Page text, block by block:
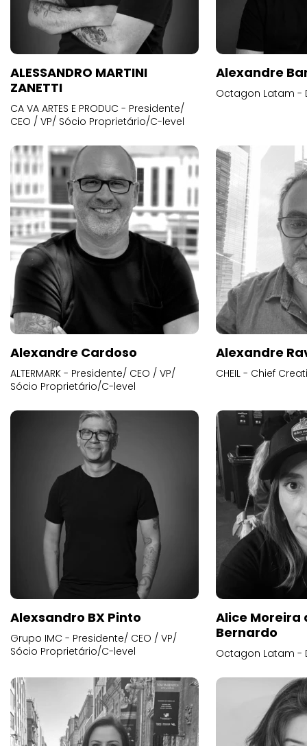
ALESSANDRO MARTINI
ZANETTI
CA VA ARTES E PRODUC - Presidente/
CEO / VP/ Sócio Proprietário/C-level
Alexandre
Octagon Latam -
Alexandre Cardoso
ALTERMARK - Presidente/ CEO / VP/
Sócio Proprietário/C-level
Alexandre
CHEIL - Chief
Alexsandro BX Pinto
Grupo IMC - Presidente/ CEO / VP/
Sócio Proprietário/C-level
Alice
Bernardo
Octagon Latam -